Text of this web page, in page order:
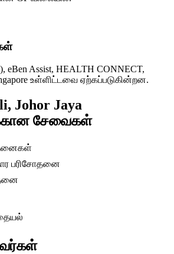
Assist, HEALTH CONNECT,
உள்ளிட்டவை ஏற்கப்படுகின்றன.
Johor Jaya
சேவைகள்
பரிசோதனை
தையல்